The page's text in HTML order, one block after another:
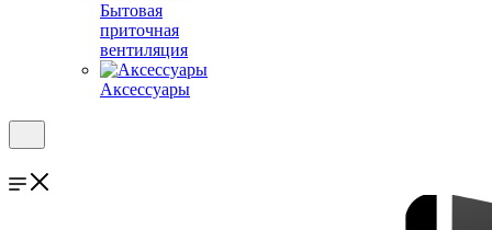
Бытовая
приточная
вентиляция
Аксессуары